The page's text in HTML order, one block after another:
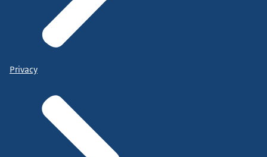
Privacy